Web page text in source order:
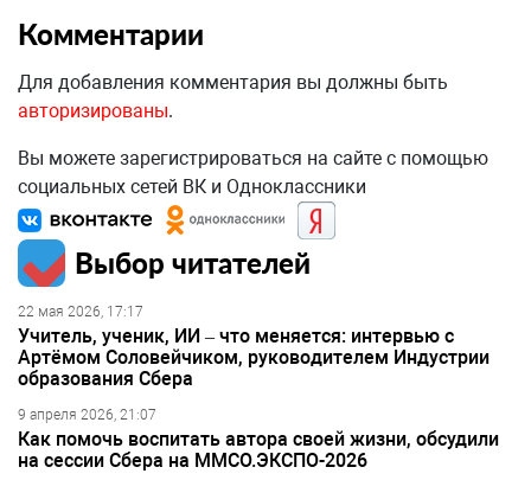
Комментарии
Для добавления комментария вы должны быть
авторизированы.
Вы можете зарегистрироваться на сайте с помощью
социальных сетей ВК и Одноклассники
Выбор читателей
22 мая 2026, 17:17
Учитель, ученик, ИИ – что меняется: интервью с
Артёмом Соловейчиком, руководителем Индустрии
образования Сбера
9 апреля 2026, 21:07
Как помочь воспитать автора своей жизни, обсудили
на сессии Сбера на ММСО.ЭКСПО-2026